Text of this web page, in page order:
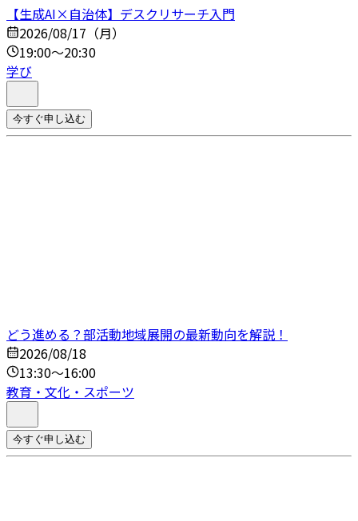
【生成AI×自治体】デスクリサーチ入門
2026/08/17（月）
19:00～20:30
学び
今すぐ申し込む
どう進める？部活動地域展開の最新動向を解説！
2026/08/18
13:30～16:00
教育・文化・スポーツ
今すぐ申し込む